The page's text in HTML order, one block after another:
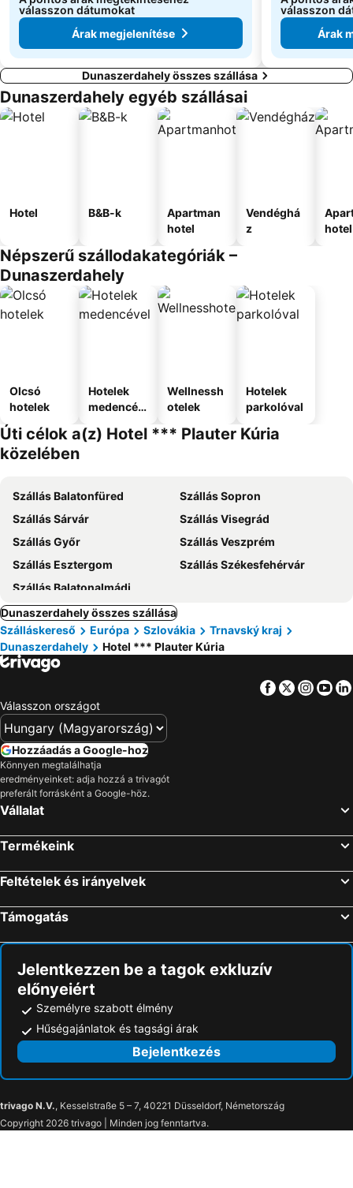
válasszon dátumokat
Árak megjelenítése
válasszon
Árak
Dunaszerdahely összes szállása
Dunaszerdahely egyéb szállásai
Hotel B&B-k
Apartman
hotel
Vendéghá
z
hotel
Népszerű szállodakategóriák –
Dunaszerdahely
Olcsó
hotelek
Hotelek
medencév
Wellnessh
otelek
Hotelek
parkolóval
Úti célok a(z) Hotel *** Plauter Kúria
közelében
Szállás Balatonfüred
Szállás Sopron
Szállás Sárvár
Szállás Visegrád
Szállás Győr
Szállás Veszprém
Szállás Esztergom
Szállás Székesfehérvár
Szállás Balatonalmádi
Dunaszerdahely összes szállása
Szálláskereső
Európa Szlovákia
Trnavský kraj
Dunaszerdahely
Hotel *** Plauter Kúria
Facebook
Twitter
Válasszon országot
Hozzáadás a Google-hoz
Könnyen megtalálhatja
eredményeinket: adja hozzá a trivagót
preferált forrásként a Google-höz.
Vállalat
Termékeink
Feltételek és irányelvek
Támogatás
Jelentkezzen be a tagok exkluzív
előnyeiért
Személyre szabott élmény
Hűségajánlatok és tagsági árak
Bejelentkezés
trivago N.V., Kesselstraße 5 – 7, 40221 Düsseldorf, Németország
Copyright 2026 trivago | Minden jog fenntartva.